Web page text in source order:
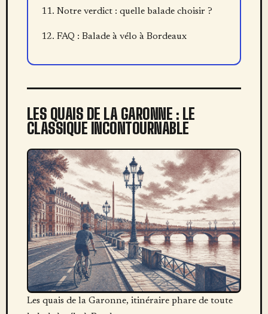
Notre verdict : quelle balade choisir ?
FAQ : Balade à vélo à Bordeaux
LES QUAIS DE LA GARONNE : LE
CLASSIQUE INCONTOURNABLE
Les quais de la Garonne, itinéraire phare de toute